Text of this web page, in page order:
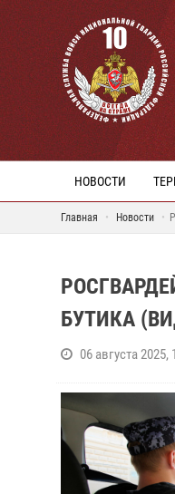
НОВОСТИ
Главная Новости
БУТИКА
06 августа 2025,